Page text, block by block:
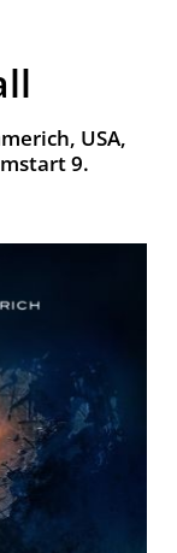
USA,
9.